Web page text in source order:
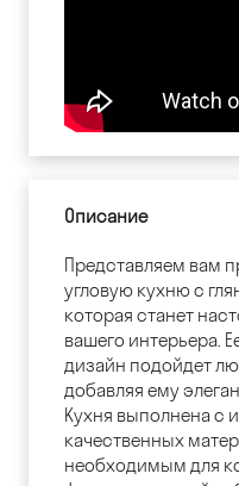
Описание
Представляем вам
угловую кухню с
которая станет
вашего интерьера.
дизайн подойдет
добавляя ему
Кухня выполнена с
качественных
необходимым для